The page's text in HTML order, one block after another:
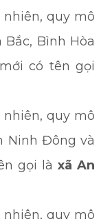
quy mô
Bình Hòa
có tên gọi
quy mô
Ninh Đông và
gọi là xã An
quy mô